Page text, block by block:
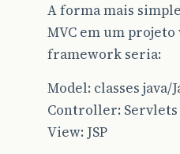
A forma mais
MVC em um
framework seria:
Model: classes java/
Controller: Servlets
View: JSP